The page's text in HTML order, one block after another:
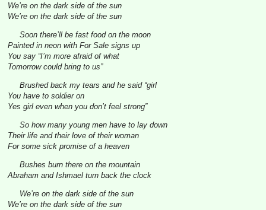
We’re on the dark side of the sun
We’re on the dark side of the sun
Soon there’ll be fast food on the moon
Painted in neon with For Sale signs up
You say “I’m more afraid of what
Tomorrow could bring to us”
Brushed back my tears and he said “girl
You have to soldier on
Yes girl even when you don’t feel strong”
So how many young men have to lay down
Their life and their love of their woman
For some sick promise of a heaven
Bushes burn there on the mountain
Abraham and Ishmael turn back the clock
We’re on the dark side of the sun
We’re on the dark side of the sun